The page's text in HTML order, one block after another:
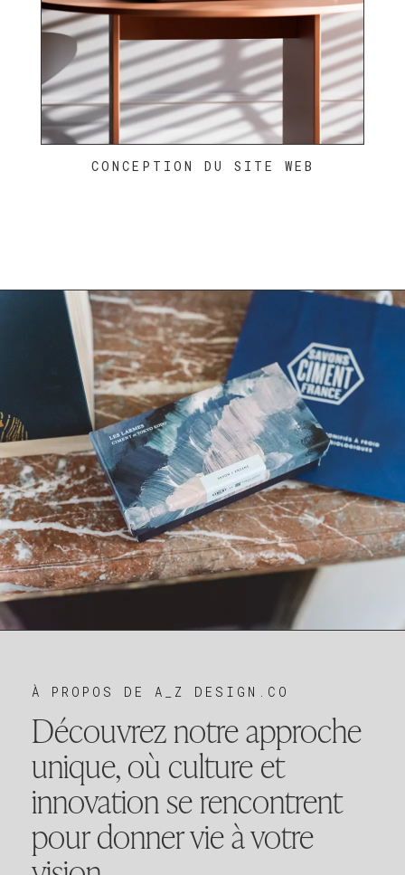
CONCEPTION DU SITE WEB
À PROPOS DE A_Z DESIGN.CO
Découvrez notre approche
unique, où culture et
innovation se rencontrent
pour donner vie à votre